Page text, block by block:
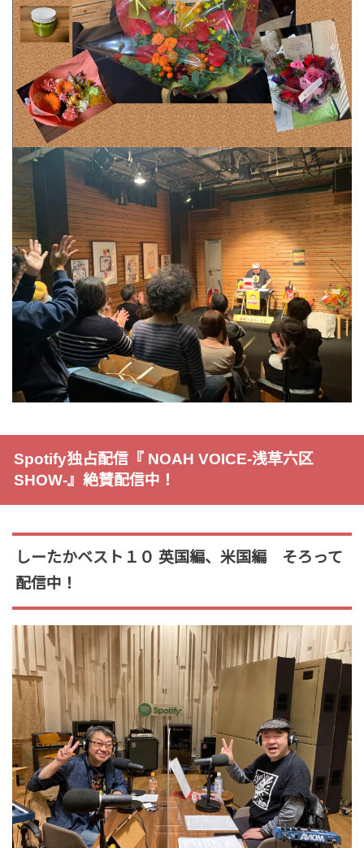
Spotify独占配信『 NOAH VOICE-浅草六区
SHOW-』絶賛配信中！
しーたかベスト１０ 英国編、米国編 そろって
配信中！